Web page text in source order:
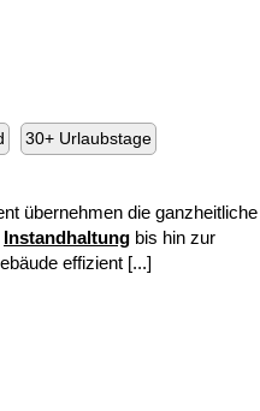
30+ Urlaubstage
übernehmen die ganzheitliche
Instandhaltung bis hin zur
effizient [...]